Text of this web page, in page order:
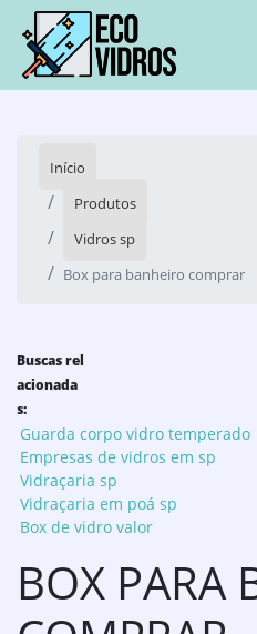
Início
Produtos
Vidros sp
Box para banheiro comprar
Buscas rel
acionada
s:
Guarda corpo vidro temperado
Empresas de vidros em sp
Vidraçaria sp
Vidraçaria em poá sp
Box de vidro valor
BOX PARA